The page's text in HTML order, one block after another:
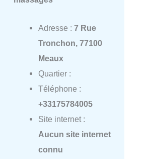
Adresse : 7 Rue
Tronchon, 77100
Meaux
Quartier :
Téléphone :
+33175784005
Site internet :
Aucun site internet
connu